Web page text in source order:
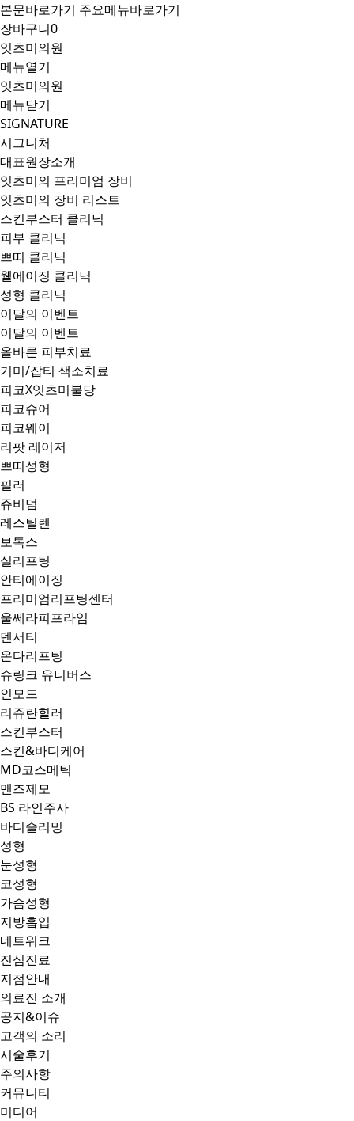
본문바로가기 주요메뉴바로가기
장바구니0
잇츠미의원
메뉴열기
잇츠미의원
메뉴닫기
SIGNATURE
시그니처
대표원장소개
잇츠미의 프리미엄 장비
잇츠미의 장비 리스트
스킨부스터 클리닉
피부 클리닉
쁘띠 클리닉
웰에이징 클리닉
성형 클리닉
이달의 이벤트
이달의 이벤트
올바른 피부치료
기미/잡티 색소치료
피코X잇츠미불당
피코슈어
피코웨이
리팟 레이저
쁘띠성형
필러
쥬비덤
레스틸렌
보톡스
실리프팅
안티에이징
프리미엄리프팅센터
울쎄라피프라임
덴서티
온다리프팅
슈링크 유니버스
인모드
리쥬란힐러
스킨부스터
스킨&바디케어
MD코스메틱
맨즈제모
BS 라인주사
바디슬리밍
성형
눈성형
코성형
가슴성형
지방흡입
네트워크
진심진료
지점안내
의료진 소개
공지&이슈
고객의 소리
시술후기
주의사항
커뮤니티
미디어